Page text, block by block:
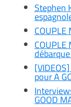
Stephen
COUPLE
COUPLE
pour A
GOOD